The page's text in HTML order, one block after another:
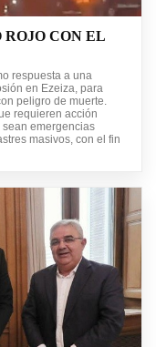
CON EL
respuesta a una
en Ezeiza, para
peligro de muerte.
requieren acción
emergencias
masivos, con el fin